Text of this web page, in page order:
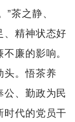
”茶之静、
、精神状态好
廉的影响。
头。悟茶养
公、勤政为民
时代的党员干